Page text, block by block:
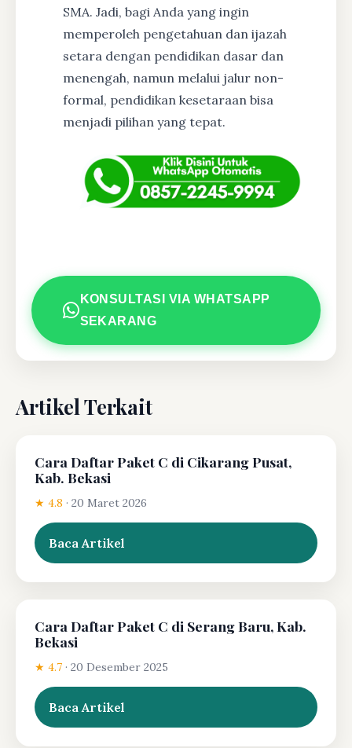
SMA. Jadi, bagi Anda yang ingin
memperoleh pengetahuan dan ijazah
setara dengan pendidikan dasar dan
menengah, namun melalui jalur non-
formal, pendidikan kesetaraan bisa
menjadi pilihan yang tepat.
KONSULTASI VIA WHATSAPP
SEKARANG
Artikel Terkait
Cara Daftar Paket C di Cikarang Pusat,
Kab. Bekasi
★ 4.8 · 20 Maret 2026
Baca Artikel
Cara Daftar Paket C di Serang Baru, Kab.
Bekasi
★ 4.7 · 20 Desember 2025
Baca Artikel